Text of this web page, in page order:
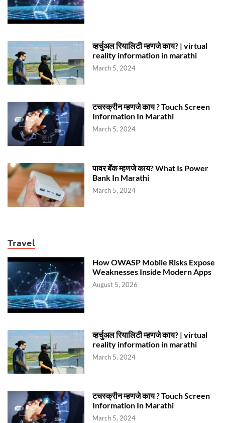
व्हर्चुअल रियालिटी म्हणजे काय? | virtual
reality information in marathi
March 5, 2024
टचस्क्रीन म्हणजे काय ? Touch Screen
Information In Marathi
March 5, 2024
पावर बॅंक म्हणजे काय? What Is Power
Bank In Marathi
March 5, 2024
Travel
How OWASP Mobile Risks Expose
Weaknesses Inside Modern Apps
August 5, 2026
व्हर्चुअल रियालिटी म्हणजे काय? | virtual
reality information in marathi
March 5, 2024
टचस्क्रीन म्हणजे काय ? Touch Screen
Information In Marathi
March 5, 2024